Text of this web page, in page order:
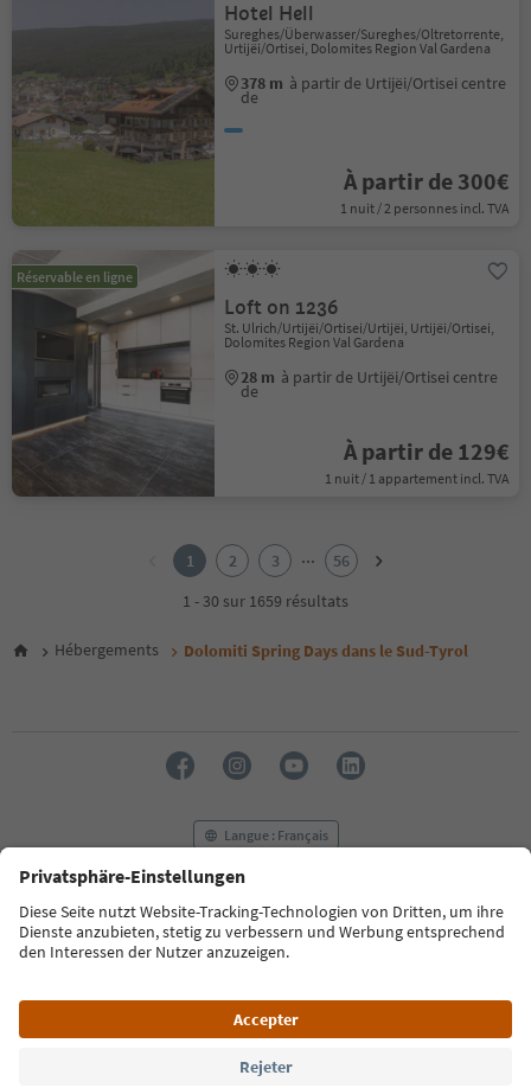
Hotel Hell
Sureghes/Überwasser/Sureghes/Oltretorrente,
Urtijëi/Ortisei, Dolomites Region Val Gardena
378 m à partir de Urtijëi/Ortisei centre
de
À partir de 300€
1 nuit / 2 personnes incl. TVA
Réservable en ligne
Loft on 1236
St. Ulrich/Urtijëi/Ortisei/Urtijëi, Urtijëi/Ortisei,
Dolomites Region Val Gardena
28 m à partir de Urtijëi/Ortisei centre
de
À partir de 129€
1 nuit / 1 appartement incl. TVA
6
16
17
18
19
21
1 2 3 ...
56
1 - 30 sur 1659 résultats
Hébergements Dolomiti Spring Days dans le Sud-Tyrol
Langue : Français
FAQ Contactez-nous Presse
MICE
Politique de confidentialité
Conditions générales
Empreinte
Déclaration d’accessibilité South Tyrol B2B
© 2026 IDM Südtirol